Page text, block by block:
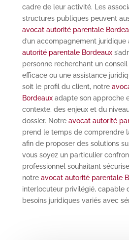
cadre de leur activité. Les
structures publiques peuvent
avocat autorité parentale
d’un accompagnement
autorité parentale Bordeaux
personne recherchant un
efficace ou une assistance
soit le profil du client, notre
Bordeauxadapte son approche
contexte, des enjeux et du
dossier. Notre avocat autorité
prend le temps de comprendre
afin de proposer des solutions
vous soyez un particulier
professionnel souhaitant
notre avocat autorité parentale
interlocuteur privilégié, capable
besoins juridiques variés avec